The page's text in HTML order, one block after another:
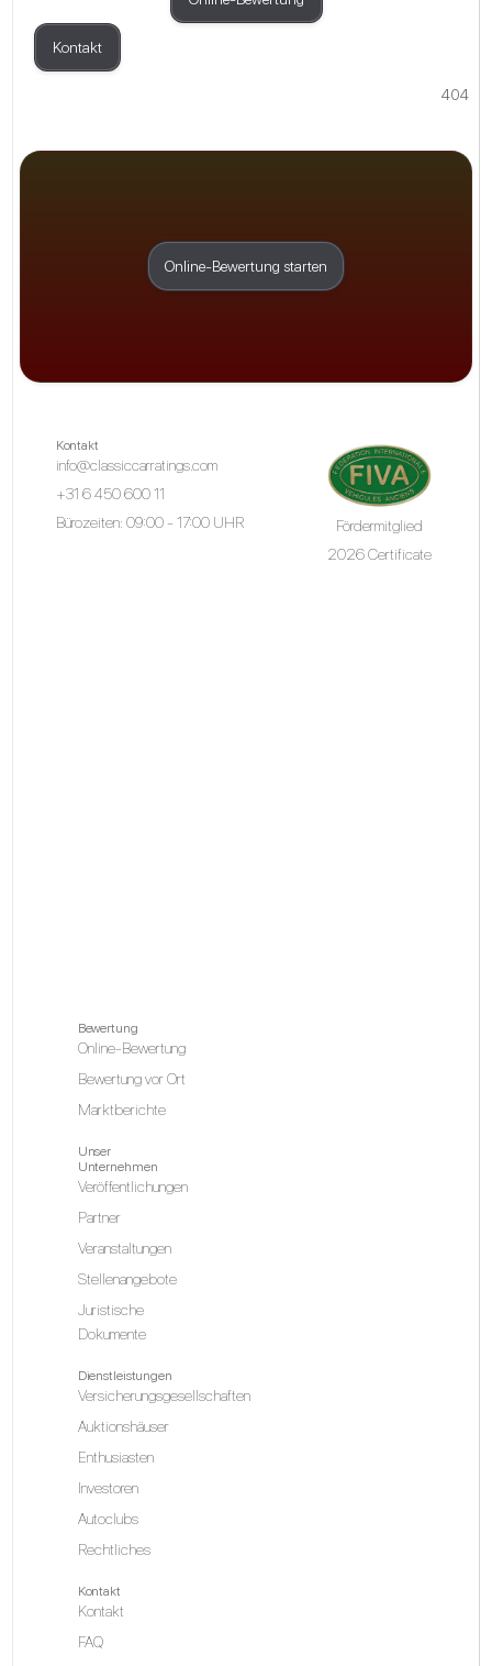
Kontakt
404
Online-Bewertung starten
Kontakt
info@classiccarratings.com
+31 6 450 600 11
Bürozeiten: 09:00 - 17:00 UHR
Fördermitglied
2026 Certificate
Bewertung
Online-Bewertung
Bewertung vor Ort
Marktberichte
Unser
Unternehmen
Veröffentlichungen
Partner
Veranstaltungen
Stellenangebote
Juristische
Dokumente
Dienstleistungen
Versicherungsgesellschaften
Auktionshäuser
Enthusiasten
Investoren
Autoclubs
Rechtliches
Kontakt
Kontakt
FAQ